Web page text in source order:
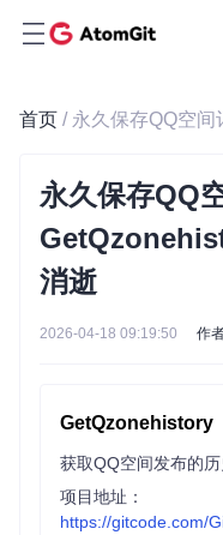
首页
永久保存QQ
消逝
2026-04-18 09:19:50 作
GetQzonehistory
获取QQ空间发布的
项目地址：
https://gitcode.com/